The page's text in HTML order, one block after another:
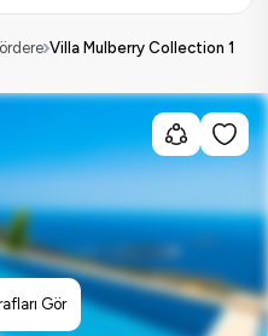
Villa Mulberry Collection 1
Gör